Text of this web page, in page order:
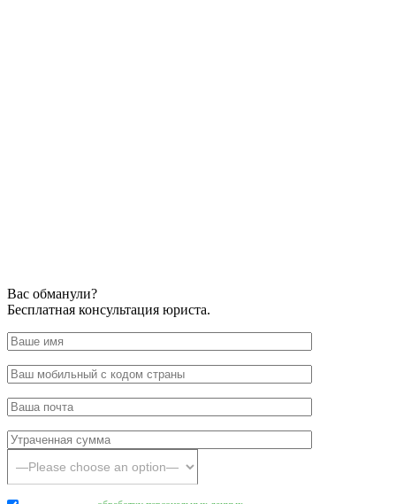
Вас обманули?
Бесплатная консультация юриста.